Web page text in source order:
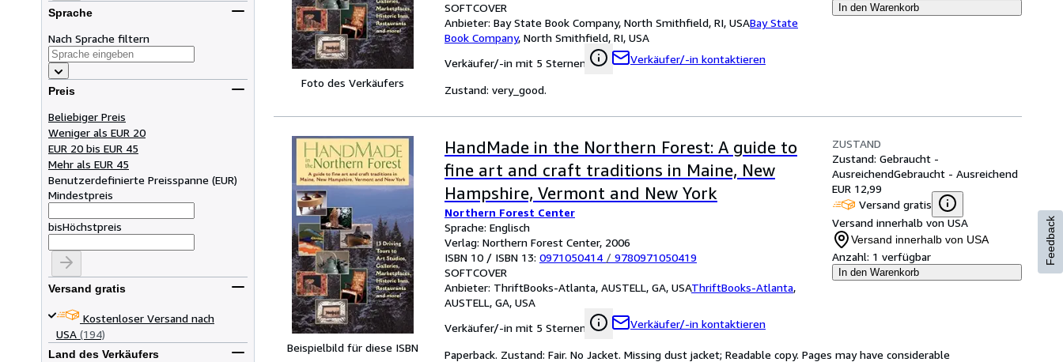
Sprache
Nach Sprache filtern
Preis
Beliebiger Preis
Weniger als EUR 20
EUR 20 bis EUR 45
Mehr als EUR 45
Benutzerdefinierte Preisspanne (EUR)
Mindestpreis
bisHöchstpreis
Versand gratis
Kostenloser Versand nach
USA (194)
Land des Verkäufers
Foto des Verkäufers
SOFTCOVER
Anbieter: Bay State Book Company, North Smithfield, RI, USABay State
Book Company, North Smithfield, RI, USA
Verkäufer/-in mit 5 Sternen
Verkäufer/-in kontaktieren
In den Warenkorb
Zustand: very_good.
Beispielbild für diese ISBN
HandMade in the Northern Forest: A guide to
fine art and craft traditions in Maine, New
Hampshire, Vermont and New York
Northern Forest Center
Sprache: Englisch
Verlag: Northern Forest Center, 2006
ISBN 10 / ISBN 13: 0971050414 / 9780971050419
SOFTCOVER
Anbieter: ThriftBooks-Atlanta, AUSTELL, GA, USAThriftBooks-Atlanta,
AUSTELL, GA, USA
Verkäufer/-in mit 5 Sternen
Verkäufer/-in kontaktieren
ZUSTAND
Zustand: Gebraucht -
AusreichendGebraucht - Ausreichend
EUR 12,99
Versand gratis
Versand innerhalb von USA
Versand innerhalb von USA
Anzahl: 1 verfügbar
In den Warenkorb
Paperback. Zustand: Fair. No Jacket. Missing dust jacket; Readable copy. Pages may have considerable
Feedback